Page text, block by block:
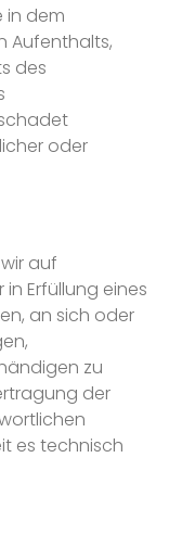
in dem
Aufenthalts,
des
oder
auf
Erfüllung eines
an sich oder
zu
der
es technisch